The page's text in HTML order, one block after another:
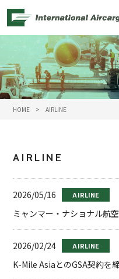
HOME > AIRLINE
AIRLINE
AIRLINE
2026/05/16
ミャンマー・ナショナル航
AIRLINE
2026/02/24
K-Mile AsiaとのGSA契約を